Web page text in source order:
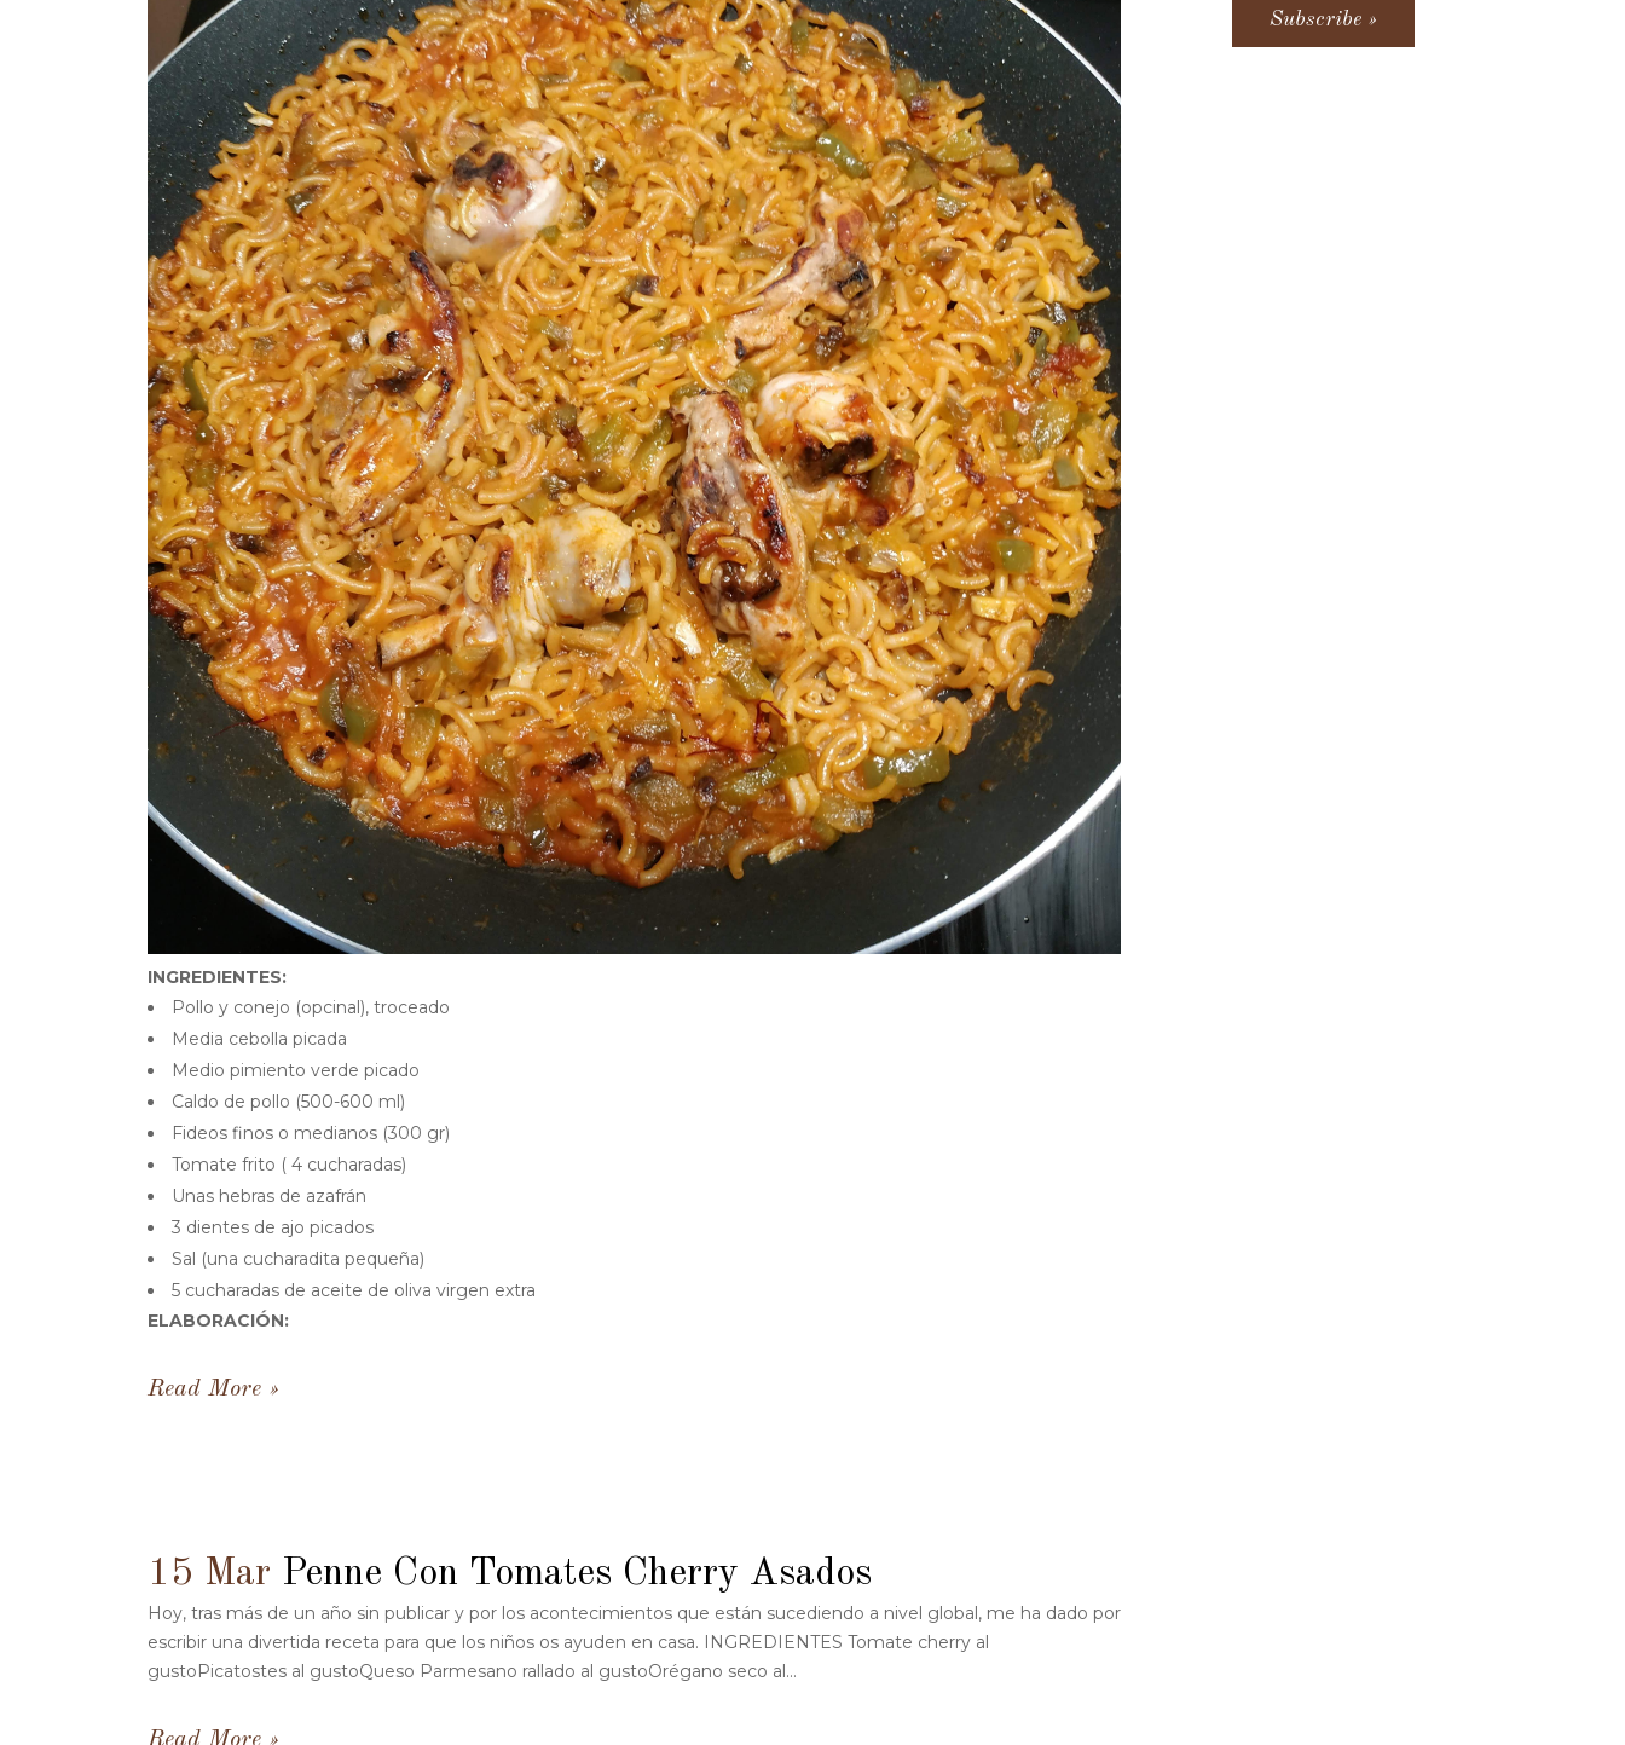
INGREDIENTES:
Pollo y conejo (opcinal), troceado
Media cebolla picada
Medio pimiento verde picado
Caldo de pollo (500-600 ml)
Fideos finos o medianos (300 gr)
Tomate frito ( 4 cucharadas)
Unas hebras de azafrán
3 dientes de ajo picados
Sal (una cucharadita pequeña)
5 cucharadas de aceite de oliva virgen extra
ELABORACIÓN:
Read More
15 Mar Penne Con Tomates Cherry Asados
Hoy, tras más de un año sin publicar y por los acontecimientos que están sucediendo a nivel global, me ha dado por
escribir una divertida receta para que los niños os ayuden en casa. INGREDIENTES Tomate cherry al
gustoPicatostes al gustoQueso Parmesano rallado al gustoOrégano seco al...